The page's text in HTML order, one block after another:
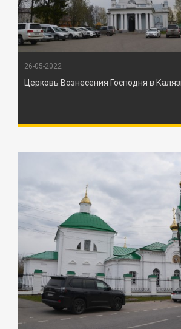
26-05-2022
Церковь Вознесения Господня в